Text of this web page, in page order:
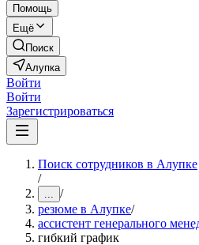
Помощь
Ещё
Поиск
Алупка
Войти
Войти
Зарегистрироваться
Поиск сотрудников в Алупке
/
... /
резюме в Алупке/
ассистент генерального
гибкий график